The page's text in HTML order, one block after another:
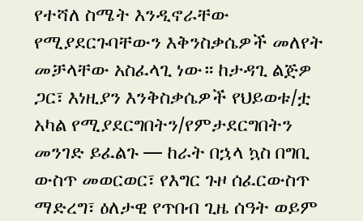
የተሻለ ስሜት እንዲኖራቸው
የሚያደርጉባቸውን እቅንስቃሴዎች መለየት
መቻላቸው አስፈላጊ ነው። ከታዳጊ ልጅዎ
ጋር፣ እነዚያን እንቅስቃሴዎች የህይወቱ/ቷ
አካል የሚያደርግበትን/የምታደርግበትን
መንገድ ይፈልጉ — ከራት በኋላ ኳስ በግቢ
ውስጥ መወርወር፣ የእግር ጉዞ ሰፈርውስጥ
ማድረግ፣ ዕለታዊ የጥበብ ጊዜ ሰዓት ወይም